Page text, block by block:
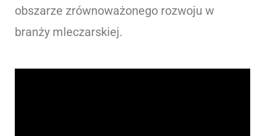
obszarze zrównoważonego rozwoju w
branży mleczarskiej.